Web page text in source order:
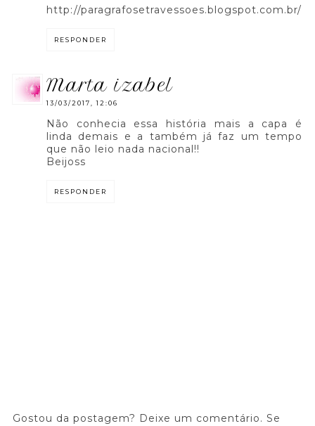
http://paragrafosetravessoes.blogspot.com.br/
RESPONDER
marta izabel
13/03/2017, 12:06
Não conhecia essa história mais a capa é
linda demais e a também já faz um tempo
que não leio nada nacional!!
Beijoss
RESPONDER
Gostou da postagem? Deixe um comentário. Se